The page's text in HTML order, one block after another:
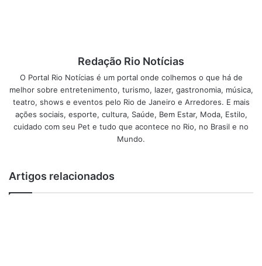
marketing do YouTube.
Você acha que é muito difícil, caro e fora do seu alcance?
De forma alguma!
Youtube em 2021
Redação Rio Notícias
O Portal Rio Notícias é um portal onde colhemos o que há de
melhor sobre entretenimento, turismo, lazer, gastronomia, música,
teatro, shows e eventos pelo Rio de Janeiro e Arredores. E mais
ações sociais, esporte, cultura, Saúde, Bem Estar, Moda, Estilo,
cuidado com seu Pet e tudo que acontece no Rio, no Brasil e no
Mundo.
Artigos relacionados